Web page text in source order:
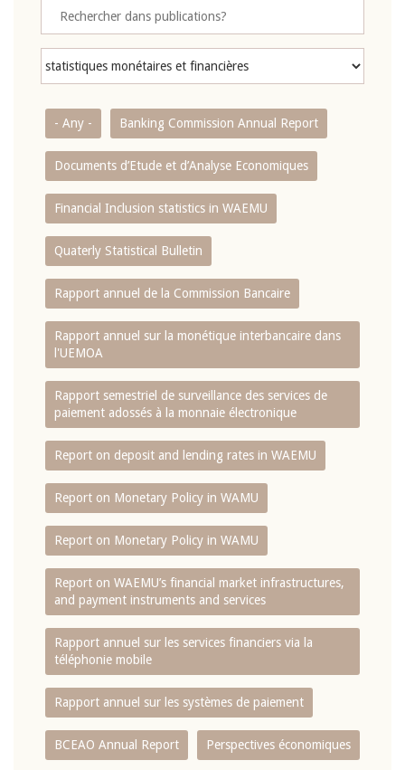
- Any - Banking Commission Annual Report
Documents d’Etude et d’Analyse Economiques
Financial Inclusion statistics in WAEMU
Quaterly Statistical Bulletin
Rapport annuel de la Commission Bancaire
Rapport annuel sur la monétique interbancaire dans
l'UEMOA
Rapport semestriel de surveillance des services de
paiement adossés à la monnaie électronique
Report on deposit and lending rates in WAEMU
Report on Monetary Policy in WAMU
Report on Monetary Policy in WAMU
Report on WAEMU’s financial market infrastructures,
and payment instruments and services
Rapport annuel sur les services financiers via la
téléphonie mobile
Rapport annuel sur les systèmes de paiement
BCEAO Annual Report Perspectives économiques